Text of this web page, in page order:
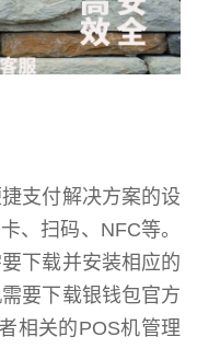
支付解决方案的设
、扫码、NFC等。
下载并安装相应的
要下载银钱包官方
相关的POS机管理